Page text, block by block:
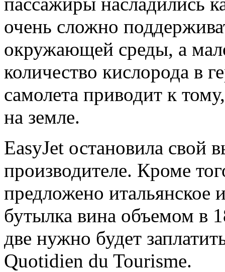
очень сложно
окружающей среды, а
количество кислорода в
самолета приводит к
на земле.
EasyJet остановила свой
производителе. Кроме
предложено итальянское
бутылка вина объемом в
две нужно будет
Quotidien du Tourisme.